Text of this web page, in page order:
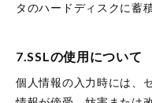
タのハードディスクに蓄
7.SSLの使用について
個人情報の入力時には、